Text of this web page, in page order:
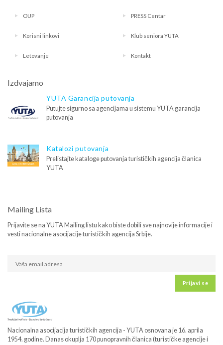
OUP PRESS Centar
Korisni linkovi Klub seniora YUTA
Letovanje Kontakt
Izdvajamo
YUTA Garancija putovanja
Putujte sigurno sa agencijama u sistemu YUTA garancija
putovanja
Katalozi putovanja
Prelistajte kataloge putovanja turističkih agencija članica
YUTA
Mailing Lista
Prijavite se na YUTA Mailing listu kako biste dobili sve najnovije informacije i
vesti nacionalne asocijacije turističkih agencija Srbije.
Prijavi se
Nacionalna asocijacija turističkih agencija - YUTA osnovana je 16. aprila
1954. godine. Danas okuplja 170 punopravnih članica (turističke agencije i